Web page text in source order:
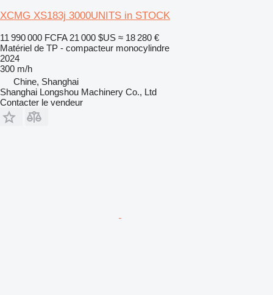
XCMG XS183j 3000UNITS in STOCK
11 990 000 FCFA 21 000 $US ≈ 18 280 €
Matériel de TP - compacteur monocylindre
2024
300 m/h
Chine, Shanghai
Shanghai Longshou Machinery Co., Ltd
Contacter le vendeur